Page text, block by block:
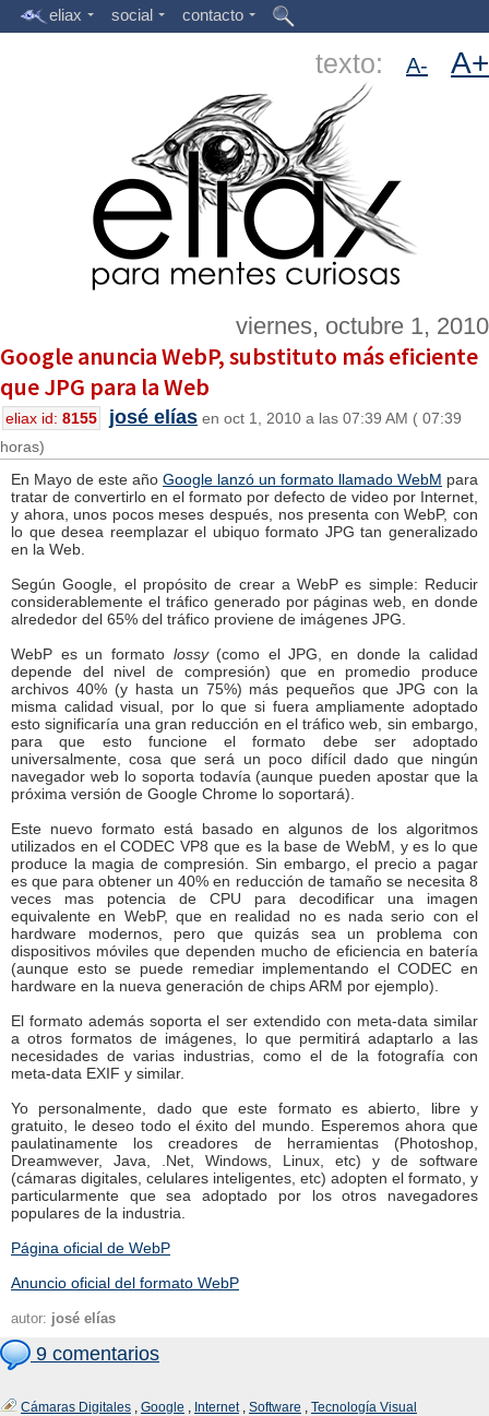
eliax social contacto
texto: A- A+
viernes, octubre 1, 2010
Google anuncia WebP, substituto más eficiente
que JPG para la Web
eliax id: 8155 josé elías en oct 1, 2010 a las 07:39 AM ( 07:39
horas)
En Mayo de este año Google lanzó un formato llamado WebM para
tratar de convertirlo en el formato por defecto de video por Internet,
y ahora, unos pocos meses después, nos presenta con WebP, con
lo que desea reemplazar el ubiquo formato JPG tan generalizado
en la Web.
Según Google, el propósito de crear a WebP es simple: Reducir
considerablemente el tráfico generado por páginas web, en donde
alrededor del 65% del tráfico proviene de imágenes JPG.
WebP es un formato lossy(como el JPG, en donde la calidad
depende del nivel de compresión) que en promedio produce
archivos 40% (y hasta un 75%) más pequeños que JPG con la
misma calidad visual, por lo que si fuera ampliamente adoptado
esto significaría una gran reducción en el tráfico web, sin embargo,
para que esto funcione el formato debe ser adoptado
universalmente, cosa que será un poco difícil dado que ningún
navegador web lo soporta todavía (aunque pueden apostar que la
próxima versión de Google Chrome lo soportará).
Este nuevo formato está basado en algunos de los algoritmos
utilizados en el CODEC VP8 que es la base de WebM, y es lo que
produce la magia de compresión. Sin embargo, el precio a pagar
es que para obtener un 40% en reducción de tamaño se necesita 8
veces mas potencia de CPU para decodificar una imagen
equivalente en WebP, que en realidad no es nada serio con el
hardware modernos, pero que quizás sea un problema con
dispositivos móviles que dependen mucho de eficiencia en batería
(aunque esto se puede remediar implementando el CODEC en
hardware en la nueva generación de chips ARM por ejemplo).
El formato además soporta el ser extendido con meta-data similar
a otros formatos de imágenes, lo que permitirá adaptarlo a las
necesidades de varias industrias, como el de la fotografía con
meta-data EXIF y similar.
Yo personalmente, dado que este formato es abierto, libre y
gratuito, le deseo todo el éxito del mundo. Esperemos ahora que
paulatinamente los creadores de herramientas (Photoshop,
Dreamwever, Java, .Net, Windows, Linux, etc) y de software
(cámaras digitales, celulares inteligentes, etc) adopten el formato, y
particularmente que sea adoptado por los otros navegadores
populares de la industria.
Página oficial de WebP
Anuncio oficial del formato WebP
autor: josé elías
9 comentarios
Cámaras Digitales , Google , Internet, Software , Tecnología Visual